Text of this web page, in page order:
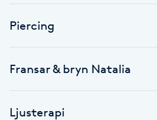
Naglar reparation
Navelpiercing
Piercing
Fransar & bryn Natalia
Ljusterapi